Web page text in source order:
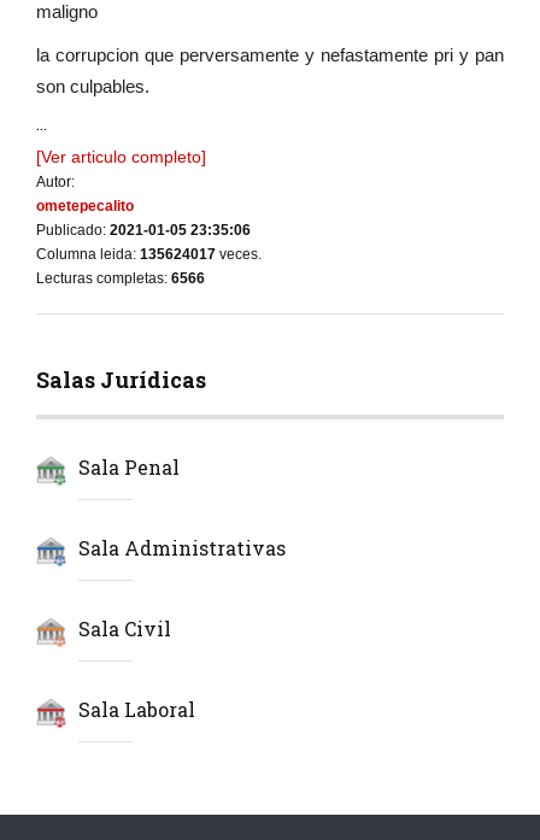
maligno
la corrupcion que perversamente y nefastamente pri y pan
son culpables.
...
[Ver articulo completo]
Autor:
ometepecalito
Publicado: 2021-01-05 23:35:06
Columna leida: 135624017 veces.
Lecturas completas: 6566
Salas Jurídicas
Sala Penal
Sala Administrativas
Sala Civil
Sala Laboral